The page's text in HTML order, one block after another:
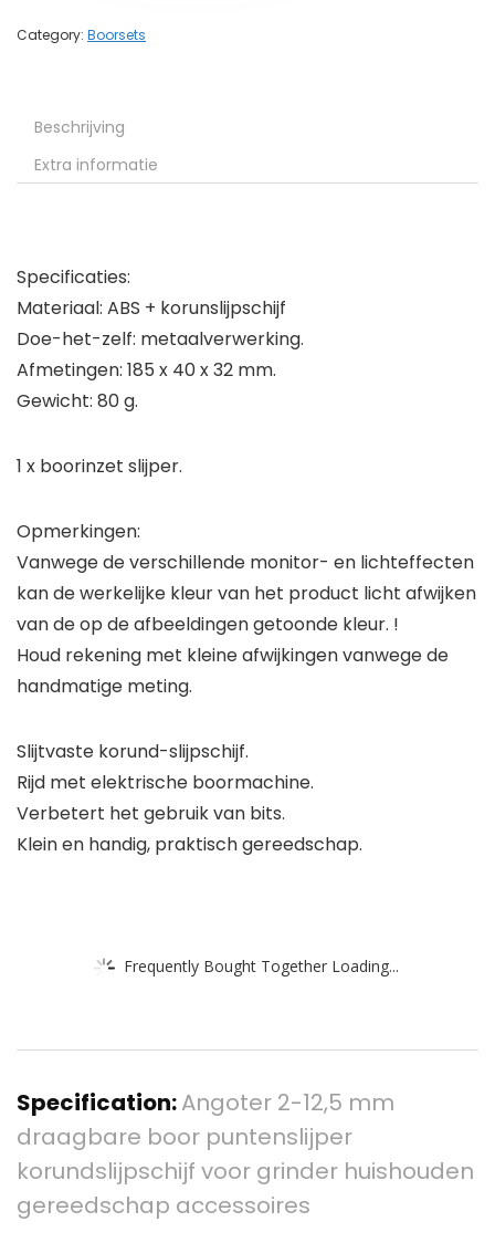
Category: Boorsets
Beschrijving
Extra informatie
Specificaties:
Materiaal: ABS + korunslijpschijf
Doe-het-zelf: metaalverwerking.
Afmetingen: 185 x 40 x 32 mm.
Gewicht: 80 g.
1 x boorinzet slijper.
Opmerkingen:
Vanwege de verschillende monitor- en lichteffecten
kan de werkelijke kleur van het product licht afwijken
van de op de afbeeldingen getoonde kleur. !
Houd rekening met kleine afwijkingen vanwege de
handmatige meting.
Slijtvaste korund-slijpschijf.
Rijd met elektrische boormachine.
Verbetert het gebruik van bits.
Klein en handig, praktisch gereedschap.
Frequently Bought Together Loading...
Specification:Angoter 2-12,5 mm
draagbare boor puntenslijper
korundslijpschijf voor grinder huishouden
gereedschap accessoires